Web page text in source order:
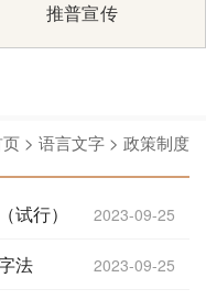
推普宣传
> 语言文字 > 政策制度
2023-09-25
试行）
2023-09-25
法